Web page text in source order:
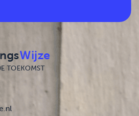
Wijze
TOEKOMST